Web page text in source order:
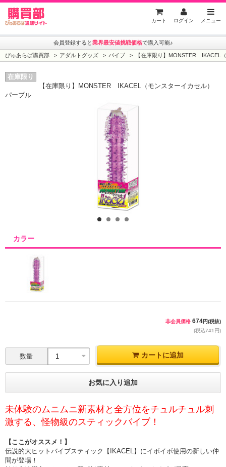
カート ログイン メニュー
会員登録すると業界最安値挑戦価格で購入可能♪
ぴゅあらば購買部 アダルトグッズ バイブ 【在庫限り】MONSTER IKACEL
在庫限り
【在庫限り】MONSTER IKACEL（モンスターイカセル）
パープル
カラー
非会員価格 674円(税抜)
(税込741円)
数量 カートに追加
お気に入り追加
未体験のムニムニ新素材と全方位をチュルチュル刺
激する、怪物級のスティックバイブ！
【ここがオススメ！】
伝説的大ヒットバイブスティック【IKACEL】にイボイボ使用の新しい仲
間が登場！